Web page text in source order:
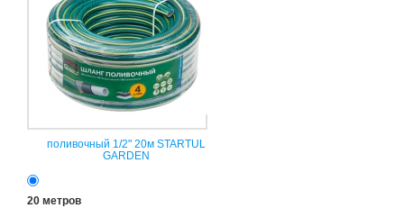
поливочный 1/2" 20м STARTUL
GARDEN
20 метров